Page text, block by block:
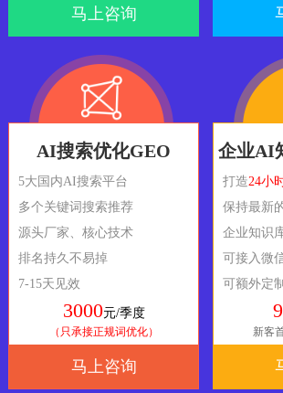
马上咨询
AI搜索优化GEO
5大国内AI搜索平台
多个关键词搜索推荐
源头厂家、核心技术
排名持久不易掉
7-15天见效
3000元/季度
（只承接正规词优化）
马上咨询
企业AI
打造24小
保持最新
企业知识
可接入微
可额外定
新客